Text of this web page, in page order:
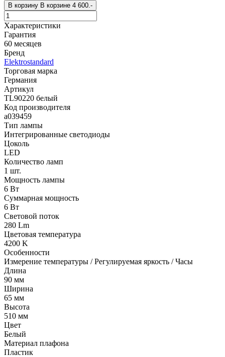
В корзину В корзине 4 600.-
Характеристики
Гарантия
60 месяцев
Бренд
Elektrostandard
Торговая марка
Германия
Артикул
TL90220 белый
Код производителя
a039459
Тип лампы
Интегрированные светодиоды
Цоколь
LED
Количество ламп
1 шт.
Мощность лампы
6 Вт
Суммарная мощность
6 Вт
Световой поток
280 Lm
Цветовая температура
4200 K
Особенности
Измерение температуры / Регулируемая яркость / Часы
Длина
90 мм
Ширина
65 мм
Высота
510 мм
Цвет
Белый
Материал плафона
Пластик